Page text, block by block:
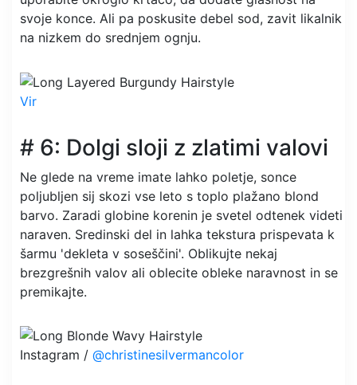
svoje konce. Ali pa poskusite debel sod, zavit likalnik
na nizkem do srednjem ognju.
Vir
# 6: Dolgi sloji z zlatimi valovi
Ne glede na vreme imate lahko poletje, sonce
poljubljen sij skozi vse leto s toplo plažano blond
barvo. Zaradi globine korenin je svetel odtenek videti
naraven. Sredinski del in lahka tekstura prispevata k
šarmu 'dekleta v soseščini'. Oblikujte nekaj
brezgrešnih valov ali oblecite obleke naravnost in se
premikajte.
Instagram / @christinesilvermancolor